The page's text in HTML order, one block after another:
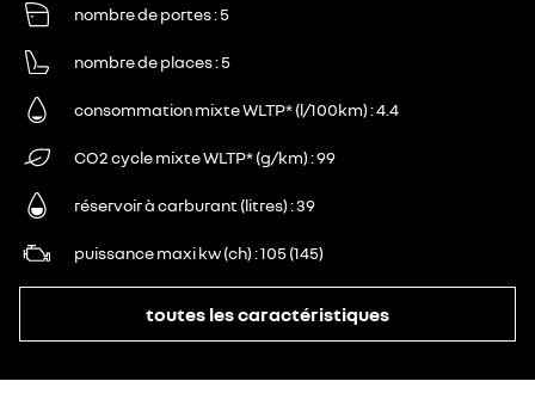
nombre de portes 5
nombre de places 5
consommation mixte WLTP* (l/100km) 4.4
CO2 cycle mixte WLTP* (g/km) 99
réservoir à carburant (litres) 39
puissance maxi kw (ch) 105 (145)
toutes les caractéristiques